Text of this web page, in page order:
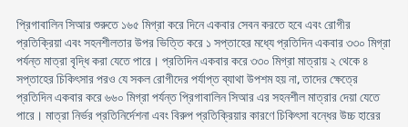
প্রিগাবালিন সিআর শুরুতে ১৬৫ মিগ্রা করে দিনে একবার সেবন করতে হবে এবং রোগীর
প্রতিক্রিয়া এবং সহনশীলতার উপর ভিত্তি করে ১ সপ্তাহের মধ্যে প্রতিদিন একবার ৩৩০ মিগ্রা
পর্যন্ত মাত্রা বৃদ্ধি করা যেতে পারে। প্রতিদিন একবার করে ৩৩০ মিগ্রা মাত্রায় ২ থেকে ৪
সপ্তাহের চিকিৎসার পরও যে সকল রোগীদের পর্যাপ্ত ব্যাথা উপশম হয় না, তাদের ক্ষেত্রে
প্রতিদিন একবার করে ৬৬০ মিগ্রা পর্যন্ত প্রিগাবালিন সিআর এর সহনশীল মাত্রার দেয়া যেতে
পারে। মাত্রা নির্ভর প্রতিনির্দেশনা এবং বিরুপ প্রতিক্রিয়ার কারণে চিকিৎসা বন্ধের উচ্চ হারের